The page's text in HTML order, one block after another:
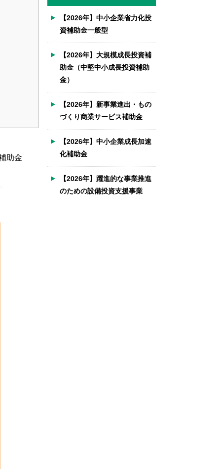
助金
【2026年】中小企業省力化投
資補助金一般型
【2026年】大規模成長投資補
助金（中堅中小成長投資補助
金）
【2026年】新事業進出・もの
づくり商業サービス補助金
【2026年】中小企業成長加速
化補助金
【2026年】躍進的な事業推進
のための設備投資支援事業